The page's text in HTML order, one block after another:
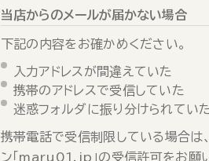
当店からのメールが届かない場合
下記の内容をお確かめください。
入力アドレスが間違えていた
携帯のアドレスで受信していた
迷惑フォルダに振り分けられていた
携帯電話で受信制限している場合は
ン「maru01.jp」の受信許可をお願